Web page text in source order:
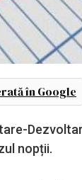
în Google
nopții.